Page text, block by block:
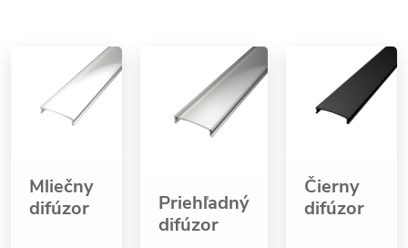
Mliečny
difúzor
Priehľadný
difúzor
Čierny
difúzor